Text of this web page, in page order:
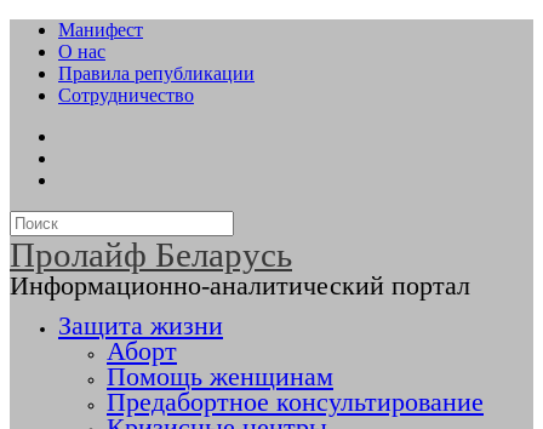
Манифест
О нас
Правила републикации
Сотрудничество
Пролайф Беларусь
Информационно-аналитический портал
Защита жизни
Аборт
Помощь женщинам
Предабортное консультирование